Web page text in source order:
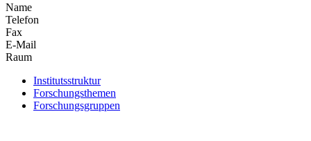
Name
Telefon
Fax
E-Mail
Raum
Institutsstruktur
Forschungsthemen
Forschungsgruppen